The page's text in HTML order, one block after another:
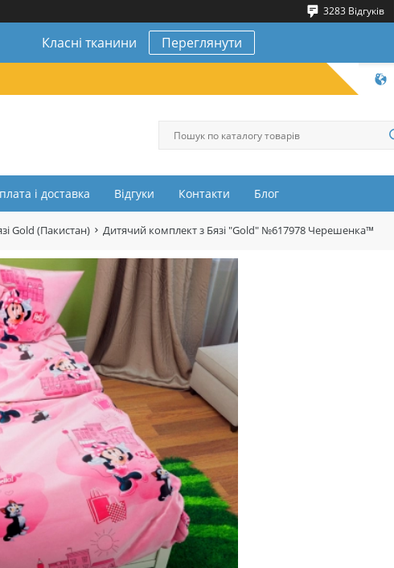
3283 Відгуків
Класні тканини Переглянути
і доставка Відгуки Контакти Блог
Gold (Пакистан) Дитячий комплект з Бязі "Gold" №617978 Черешенка™